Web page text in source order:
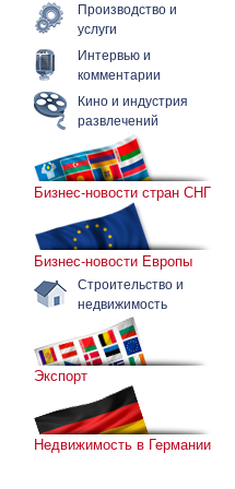
Производство и
услуги
Интервью и
комментарии
Кино и индустрия
развлечений
Бизнес-новости стран СНГ
Бизнес-новости Европы
Строительство и
недвижимость
Экспорт
Недвижимость в Германии